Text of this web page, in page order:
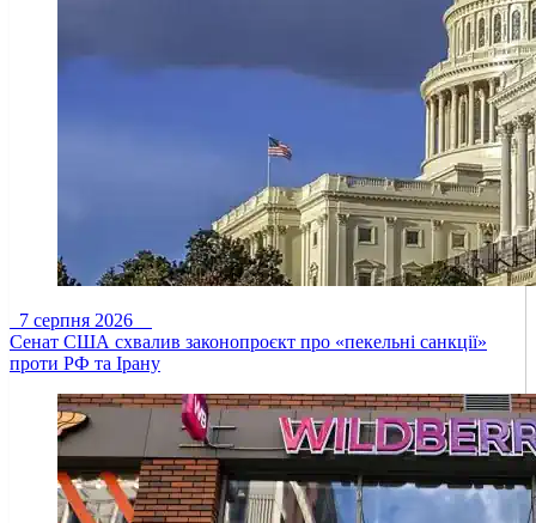
7 серпня 2026
Сенат США схвалив законопроєкт про «пекельні санкції»
проти РФ та Ірану